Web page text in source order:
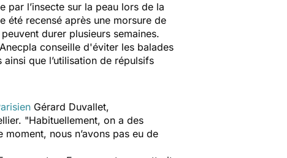
par l’insecte sur la peau lors de la
été recensé après une morsure de
durer plusieurs semaines.
conseille d'éviter les balades
que l’utilisation de répulsifs
Gérard Duvallet,
"Habituellement, on a des
nous n’avons pas eu de